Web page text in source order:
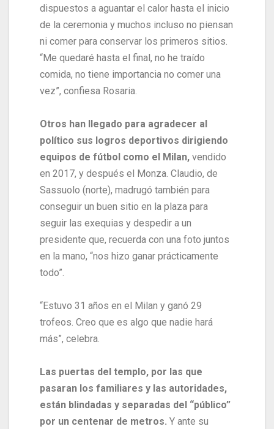
dispuestos a aguantar el calor hasta el inicio
de la ceremonia y muchos incluso no piensan
ni comer para conservar los primeros sitios.
“Me quedaré hasta el final, no he traído
comida, no tiene importancia no comer una
vez”, confiesa Rosaria.
Otros han llegado para agradecer al
político sus logros deportivos dirigiendo
equipos de fútbol como el Milan, vendido
en 2017, y después el Monza. Claudio, de
Sassuolo (norte), madrugó también para
conseguir un buen sitio en la plaza para
seguir las exequias y despedir a un
presidente que, recuerda con una foto juntos
en la mano, “nos hizo ganar prácticamente
todo”.
“Estuvo 31 años en el Milan y ganó 29
trofeos. Creo que es algo que nadie hará
más”, celebra.
Las puertas del templo, por las que
pasaran los familiares y las autoridades,
están blindadas y separadas del “público”
por un centenar de metros. Y ante su